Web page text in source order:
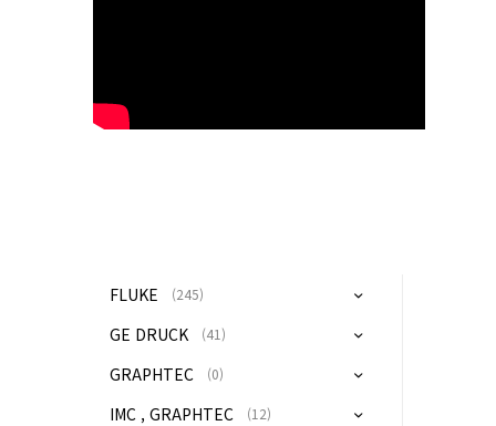
FLUKE (245)
GE DRUCK (41)
GRAPHTEC (0)
IMC , GRAPHTEC (12)